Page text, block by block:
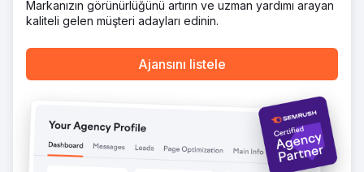
Ajans sayfasına git
Markanızın görünürlüğünü artırın ve uzman yardımı arayan
kaliteli gelen müşteri adayları edinin.
Ajansını listele